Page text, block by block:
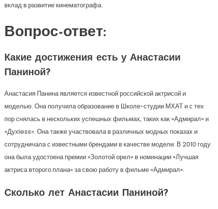
вклад в развитие кинематографа.
Вопрос-ответ:
Какие достижения есть у Анастасии
Паниной?
Анастасия Панина является известной российской актрисой и
моделью. Она получила образование в Школе-студии МХАТ и с тех
пор снялась в нескольких успешных фильмах, таких как «Адмирал» и
«Духless». Она также участвовала в различных модных показах и
сотрудничала с известными брендами в качестве модели. В 2010 году
она была удостоена премии «Золотой орел» в номинации «Лучшая
актриса второго плана» за свою работу в фильме «Адмирал».
Сколько лет Анастасии Паниной?